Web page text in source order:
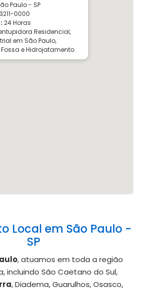
Paulo - SP
3211-0000
24 Horas
Residencial,
em São Paulo,
e Hidrojatamento.
Local em São Paulo -
SP
, atuamos em toda a região
incluindo São Caetano do Sul,
, Diadema, Guarulhos, Osasco,